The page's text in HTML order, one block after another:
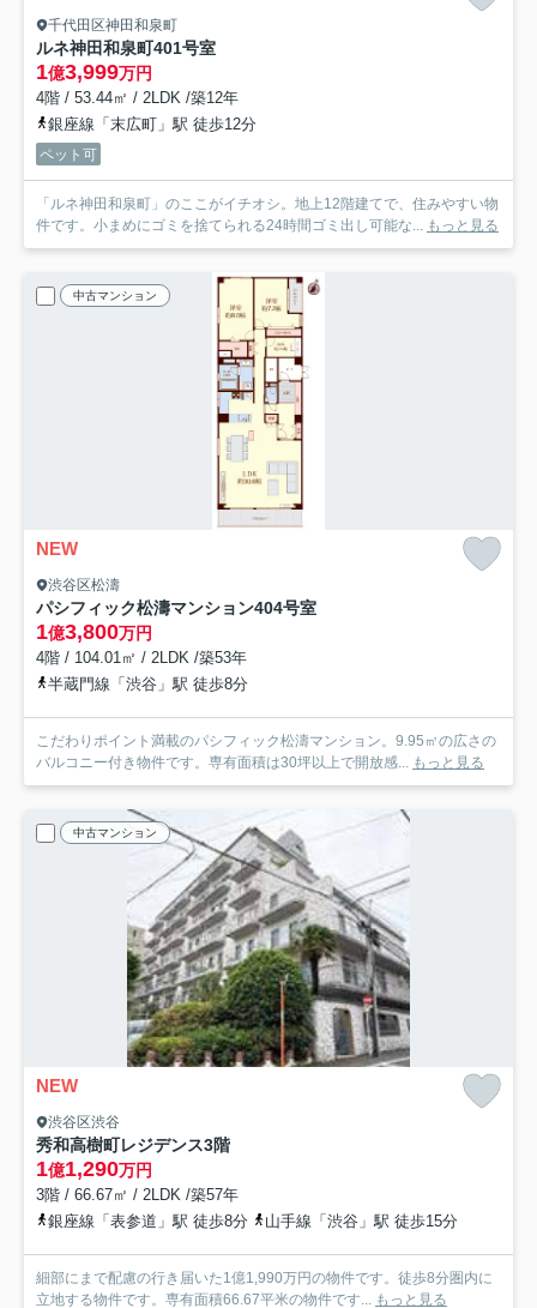
千代田区神田和泉町
ルネ神田和泉町401号室
1億3,999万円
4階 / 53.44㎡ / 2LDK /築12年
銀座線「末広町」駅 徒歩12分
ペット可
「ルネ神田和泉町」のここがイチオシ。地上12階建てで、住みやすい物
件です。小まめにゴミを捨てられる24時間ゴミ出し可能な...
もっと見る
中古マンション
NEW
渋谷区松濤
パシフィック松濤マンション404号室
1億3,800万円
4階 / 104.01㎡ / 2LDK /築53年
半蔵門線「渋谷」駅 徒歩8分
こだわりポイント満載のパシフィック松濤マンション。9.95㎡の広さの
バルコニー付き物件です。専有面積は30坪以上で開放感...
もっと見る
中古マンション
NEW
渋谷区渋谷
秀和高樹町レジデンス3階
1億1,290万円
3階 / 66.67㎡ / 2LDK /築57年
銀座線「表参道」駅 徒歩8分
山手線「渋谷」駅 徒歩15分
細部にまで配慮の行き届いた1億1,990万円の物件です。徒歩8分圏内に
立地する物件です。専有面積66.67平米の物件です...
もっと見る